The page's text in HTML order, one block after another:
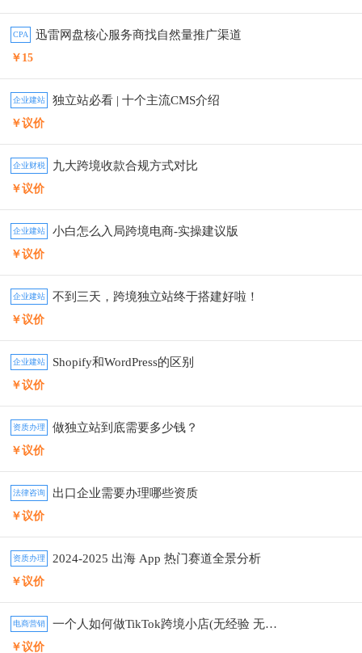
CPA 迅雷网盘核心服务商找自然量推广渠道
￥15
企业建站 独立站必看 | 十个主流CMS介绍
￥议价
企业财税 九大跨境收款合规方式对比
￥议价
企业建站 小白怎么入局跨境电商-实操建议版
￥议价
企业建站 不到三天，跨境独立站终于搭建好啦！
￥议价
企业建站 Shopify和WordPress的区别
￥议价
资质办理 做独立站到底需要多少钱？
￥议价
法律咨询 出口企业需要办理哪些资质
￥议价
资质办理 2024-2025 出海 App 热门赛道全景分析
￥议价
电商营销 一个人如何做TikTok跨境小店(无经验 无货源）
￥议价